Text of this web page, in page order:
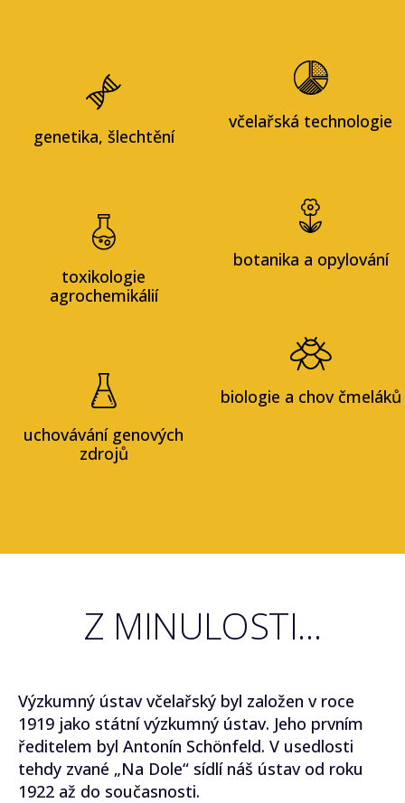
genetika, šlechtění
toxikologie
agrochemikálií
uchovávání genových
zdrojů
včelařská technologie
botanika a opylování
biologie a chov čmeláků
Z MINULOSTI...
Výzkumný ústav včelařský byl založen v roce
1919 jako státní výzkumný ústav. Jeho prvním
ředitelem byl Antonín Schönfeld. V usedlosti
tehdy zvané „Na Dole“ sídlí náš ústav od roku
1922 až do současnosti.